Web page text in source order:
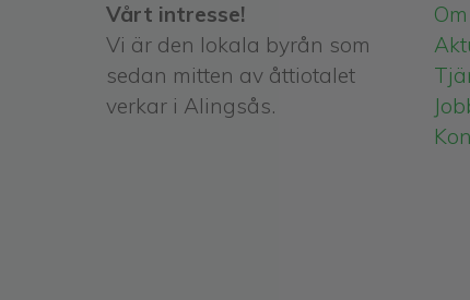
Vårt intresse!
Vi är den lokala byrån som
sedan mitten av åttiotalet
verkar i Alingsås.